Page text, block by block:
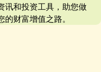
讯和投资工具，助您做
财富增值之路。